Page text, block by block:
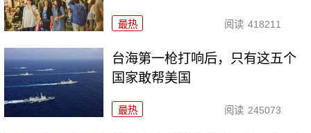
最热 阅读 418211
台海第一枪打响后，只有这五个
国家敢帮美国
最热 阅读 245073